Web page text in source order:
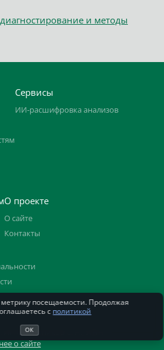
и методы
Сервисы
ИИ-расшифровка анализов
О проекте
О сайте
Контакты
ИП Овчинников С. Н., ИНН
о сайте
посещаемости. Продолжая
с политикой
ОК